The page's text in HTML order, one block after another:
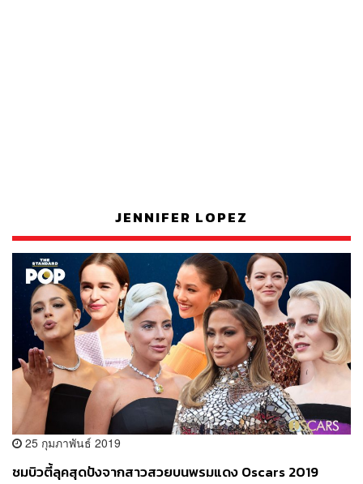
JENNIFER LOPEZ
25 กุมภาพันธ์ 2019
ชมบิวตี้ลุคสุดปังจากสาวสวยบนพรมแดง Oscars 2019